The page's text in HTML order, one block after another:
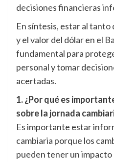
decisiones financieras
En síntesis, estar al tanto
y el valor del dólar en el
fundamental para
personal y tomar
acertadas.
1. ¿Por qué es
sobre la jornada
Es importante estar
cambiaria porque los
pueden tener un